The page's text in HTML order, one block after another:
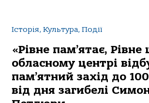
Історія, Культура, Події
«Рівне пам’ятає,
обласному центрі
пам’ятний захід до
від дня загибелі